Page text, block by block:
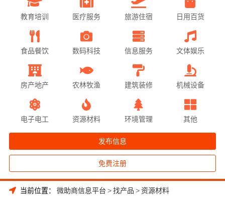
教育培训 医疗服务 旅游住宿 日用百货
食品餐饮 数码科技 信息服务 文体娱乐
房产地产 农林牧渔 建筑装修 机械设备
电子电工 资源材料 环境管理 其他
发布信息
免费注册
当前位置： 微助商信息平台 >找产品 >资源材料